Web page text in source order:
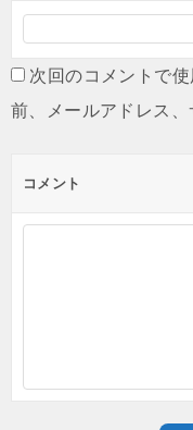
次回のコメントで
前、メールアドレス、
コメント